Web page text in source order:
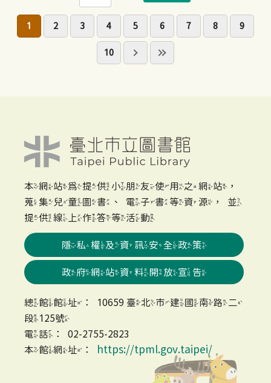
1 2 3 4 5 6 7 8 9
10
本網站為提供小朋友使用之網站，
蒐集兒童圖書、電子書等資源，並
提供線上作答等活動
隱私權及資訊安全政策
政府網站資料開放宣告
總館館址：10659 臺北市建國南路二
段125號
電話：02-2755-2823
本館網址：
https://tpml.gov.taipei/